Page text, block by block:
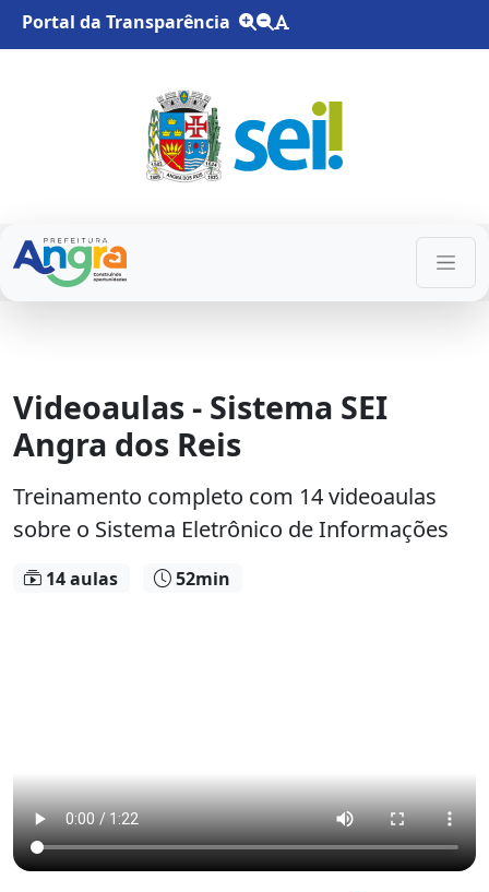
Portal da Transparência
Videoaulas - Sistema SEI
Angra dos Reis
Treinamento completo com 14 videoaulas
sobre o Sistema Eletrônico de Informações
14 aulas 52min